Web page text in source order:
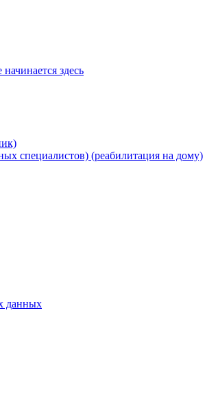
здесь
специалистов) (реабилитация на дому)
данных